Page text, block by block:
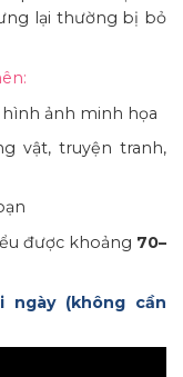
lại thường bị bỏ
hình ảnh minh họa
vật, truyện tranh,
được khoảng 70–
ngày (không cần